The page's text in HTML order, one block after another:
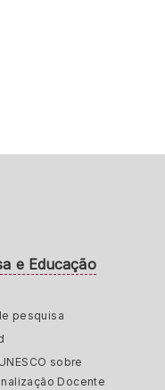
e Educação
pesquisa
sobre
Docente